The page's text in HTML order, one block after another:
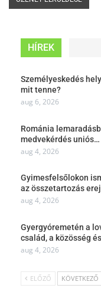
HÍREK
Személyeskedés
mit tenne?
aug 6, 2026
Románia
medvekérdés uniós…
aug 4, 2026
Gyimesfelsőlokon
az összetartozás
aug 4, 2026
Gyergyóremetén a
család, a közösség
aug 4, 2026
ELŐZŐ KÖVETKEZŐ